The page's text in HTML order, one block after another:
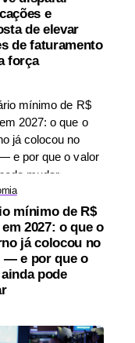
e
de elevar
de faturamento
força
mínimo de R$
em 2027: o que o
já colocou no
— e por que o
pode